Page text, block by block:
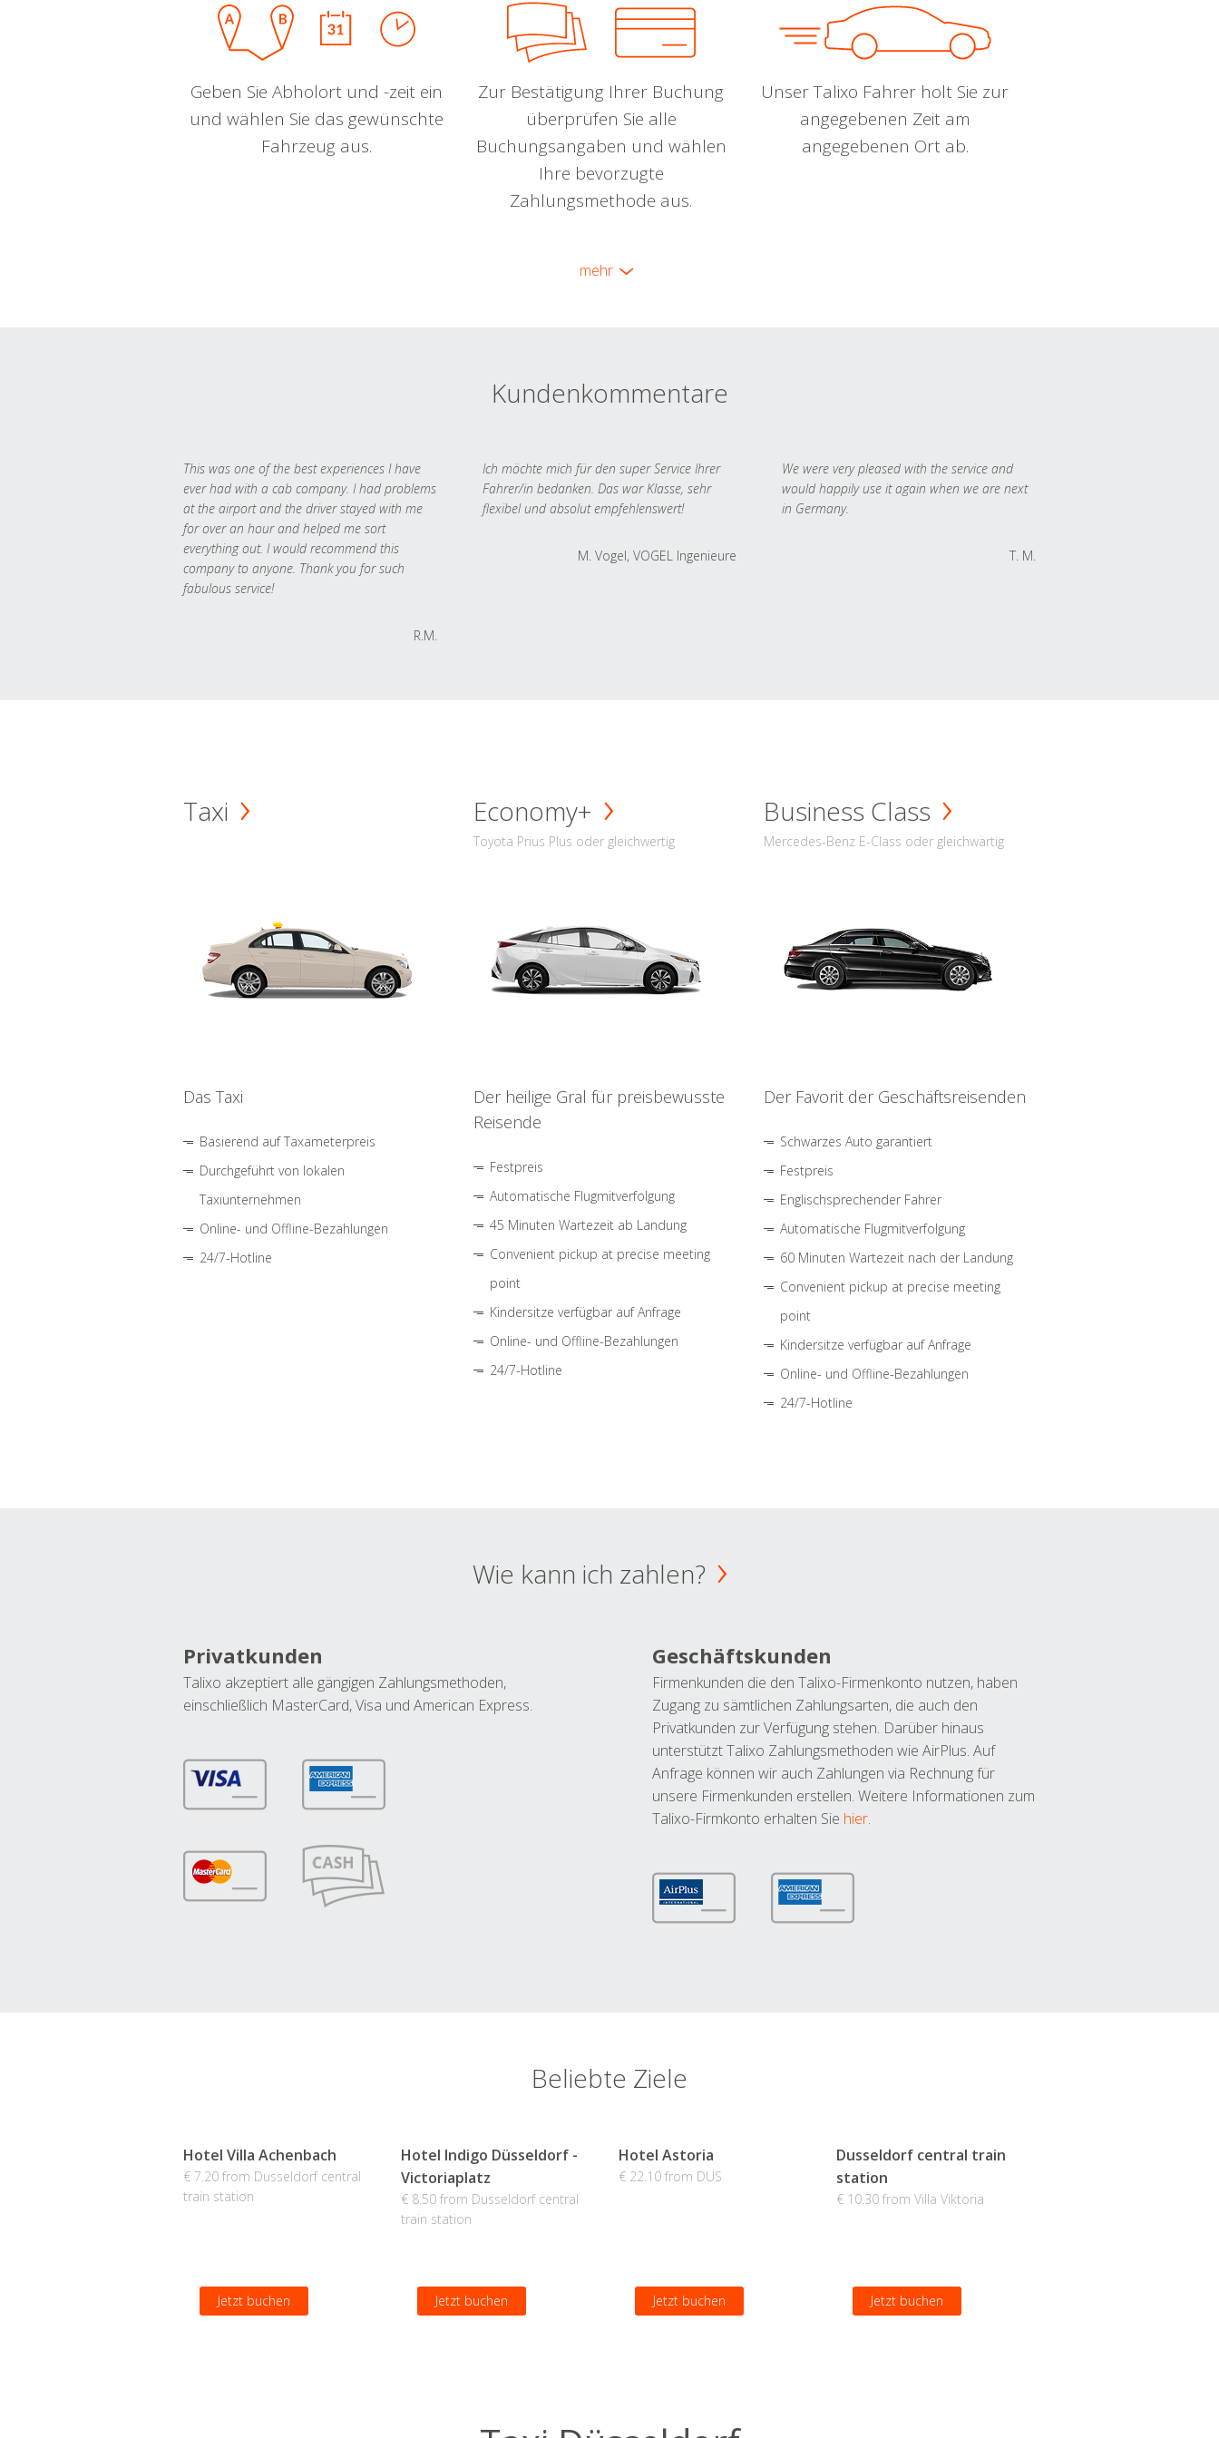
Geben Sie Abholort und -zeit ein
und wählen Sie das gewünschte
Fahrzeug aus.
Zur Bestätigung Ihrer Buchung
überprüfen Sie alle
Buchungsangaben und wählen
Ihre bevorzugte
Zahlungsmethode aus.
Unser Talixo Fahrer holt Sie zur
angegebenen Zeit am
angegebenen Ort ab.
mehr
Kundenkommentare
This was one of the best experiences I have
ever had with a cab company. I had problems
at the airport and the driver stayed with me
for over an hour and helped me sort
everything out. I would recommend this
company to anyone. Thank you for such
fabulous service!
R.M.
Ich möchte mich für den super Service Ihrer
Fahrer/in bedanken. Das war Klasse, sehr
flexibel und absolut empfehlenswert!
M. Vogel, VOGEL Ingenieure
We were very pleased with the service and
would happily use it again when we are next
in Germany.
T. M.
Taxi
Das Taxi
Basierend auf Taxameterpreis
Durchgeführt von lokalen
Taxiunternehmen
Online- und Offline-Bezahlungen
24/7-Hotline
Economy+
Toyota Prius Plus oder gleichwertig
Der heilige Gral für preisbewusste
Reisende
Festpreis
Automatische Flugmitverfolgung
45 Minuten Wartezeit ab Landung
Convenient pickup at precise meeting
point
Kindersitze verfügbar auf Anfrage
Online- und Offline-Bezahlungen
24/7-Hotline
Business Class
Mercedes-Benz E-Class oder gleichwärtig
Der Favorit der Geschäftsreisenden
Schwarzes Auto garantiert
Festpreis
Englischsprechender Fahrer
Automatische Flugmitverfolgung
60 Minuten Wartezeit nach der Landung
Convenient pickup at precise meeting
point
Kindersitze verfügbar auf Anfrage
Online- und Offline-Bezahlungen
24/7-Hotline
Wie kann ich zahlen?
Privatkunden
Talixo akzeptiert alle gängigen Zahlungsmethoden,
einschließlich MasterCard, Visa und American Express.
Geschäftskunden
Firmenkunden die den Talixo-Firmenkonto nutzen, haben
Zugang zu sämtlichen Zahlungsarten, die auch den
Privatkunden zur Verfügung stehen. Darüber hinaus
unterstützt Talixo Zahlungsmethoden wie AirPlus. Auf
Anfrage können wir auch Zahlungen via Rechnung für
unsere Firmenkunden erstellen. Weitere Informationen zum
Talixo-Firmkonto erhalten Sie hier.
Beliebte Ziele
Hotel Villa Achenbach
€ 7.20 from Dusseldorf central
train station
Jetzt buchen
Hotel Indigo Düsseldorf -
Victoriaplatz
€ 8.50 from Dusseldorf central
train station
Jetzt buchen
Hotel Astoria
€ 22.10 from DUS
Jetzt buchen
Dusseldorf central train
station
€ 10.30 from Villa Viktoria
Jetzt buchen